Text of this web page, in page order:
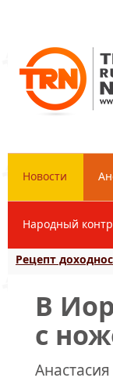
Новости
Народный
Рецепт
В
с